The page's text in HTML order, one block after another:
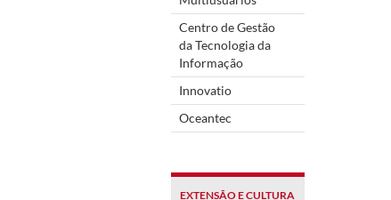
Centro de Gestão
da Tecnologia da
Informação
Innovatio
Oceantec
EXTENSÃO E CULTURA